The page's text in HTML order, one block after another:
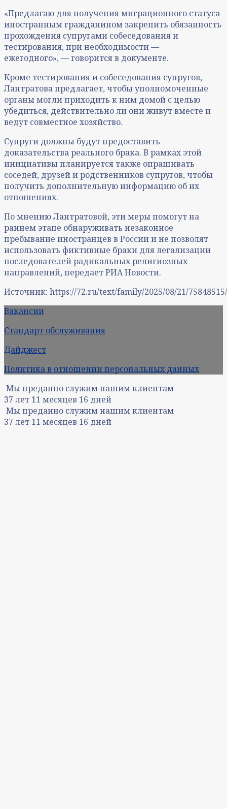
«Предлагаю для получения миграционного статуса
иностранным гражданином закрепить обязанность
прохождения супругами собеседования и
тестирования, при необходимости —
ежегодного», — говорится в документе.
Кроме тестирования и собеседования супругов,
Лантратова предлагает, чтобы уполномоченные
органы могли приходить к ним домой с целью
убедиться, действительно ли они живут вместе и
ведут совместное хозяйство.
Супруги должны будут предоставить
доказательства реального брака. В рамках этой
инициативы планируется также опрашивать
соседей, друзей и родственников супругов, чтобы
получить дополнительную информацию об их
отношениях.
По мнению Лантратовой, эти меры помогут на
раннем этапе обнаруживать незаконное
пребывание иностранцев в России и не позволят
использовать фиктивные браки для легализации
последователей радикальных религиозных
направлений, передает РИА Новости.
Источник: https://72.ru/text/family/2025/08/21/75848515/
Вакансии
Стандарт обслуживания
Дайджест
Политика в отношении персональных данных
Мы преданно служим нашим клиентам
37 лет 11 месяцев 16 дней
Мы преданно служим нашим клиентам
37 лет 11 месяцев 16 дней